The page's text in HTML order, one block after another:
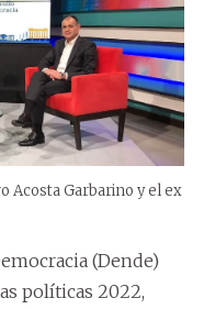
Acosta Garbarino y el ex
(Dende)
políticas 2022,